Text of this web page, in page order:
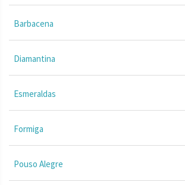
Barbacena
Diamantina
Esmeraldas
Formiga
Pouso Alegre